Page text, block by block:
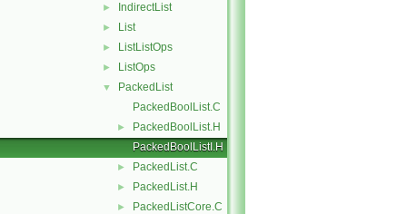
► IndirectList
► List
► ListListOps
► ListOps
▼
PackedList
PackedBoolList.C
►
PackedBoolList.H
PackedBoolListI.H
► PackedList.C
► PackedList.H
►
PackedListCore.C